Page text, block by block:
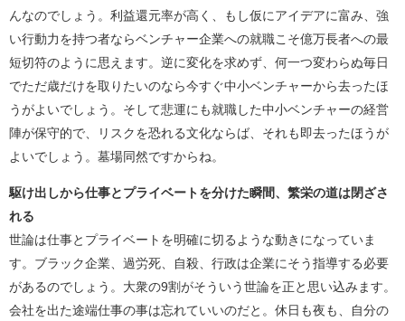
んなのでしょう。利益還元率が高く、もし仮にアイデアに富み、強
い行動力を持つ者ならベンチャー企業への就職こそ億万長者への最
短切符のように思えます。逆に変化を求めず、何一つ変わらぬ毎日
でただ歳だけを取りたいのなら今すぐ中小ベンチャーから去ったほ
うがよいでしょう。そして悲運にも就職した中小ベンチャーの経営
陣が保守的で、リスクを恐れる文化ならば、それも即去ったほうが
よいでしょう。墓場同然ですからね。
駆け出しから仕事とプライベートを分けた瞬間、繁栄の道は閉ざさ
れる
世論は仕事とプライベートを明確に切るような動きになっていま
す。ブラック企業、過労死、自殺、行政は企業にそう指導する必要
があるのでしょう。大衆の9割がそういう世論を正と思い込みます。
会社を出た途端仕事の事は忘れていいのだと。休日も夜も、自分の